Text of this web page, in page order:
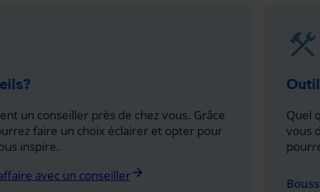
un conseiller près de chez vous. Grâce
faire un choix éclairer et opter pour
inspire.
avec un conseillerarrow_forward
Quel
vous